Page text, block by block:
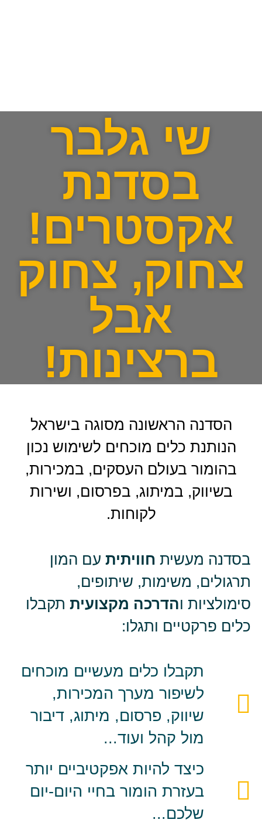
שי גלבר
בסדנת
אקסטרים!
צחוק, צחוק
אבל
ברצינות!
הסדנה הראשונה מסוגה בישראל
הנותנת כלים מוכחים לשימוש נכון
בהומור בעולם העסקים, במכירות,
בשיווק, במיתוג, בפרסום, ושירות
לקוחות.
בסדנה מעשית חוויתיתעם המון
תרגולים, משימות, שיתופים,
סימולציות והדרכה מקצועיתתקבלו
כלים פרקטיים ותגלו:
תקבלו כלים מעשיים מוכחים
לשיפור מערך המכירות,
שיווק, פרסום, מיתוג, דיבור
מול קהל ועוד...
כיצד להיות אפקטיביים יותר
בעזרת הומור בחיי היום-יום
שלכם...